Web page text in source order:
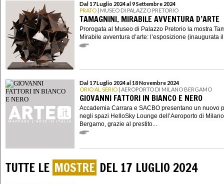
Dal 17 Luglio 2024 al 9 Settembre 2024
PRATO | MUSEO DI PALAZZO PRETORIO
TAMAGNINI. MIRABILE AVVENTURA D’ARTE
Prorogata al Museo di Palazzo Pretorio la mostra
Mirabile avventura d’arte: l’esposizione (inaugurata
Dal 17 Luglio 2024 al 18 Novembre 2024
ORIO AL SERIO | AEROPORTO DI MILANO BERGAMO
GIOVANNI FATTORI IN BIANCO E NERO
Accademia Carrara e SACBO presentano un nuovo
negli spazi HelloSky Lounge dell’Aeroporto di Milano
Bergamo, grazie al prestito...
TUTTE LE MOSTRE DEL 17 LUGLIO 2024